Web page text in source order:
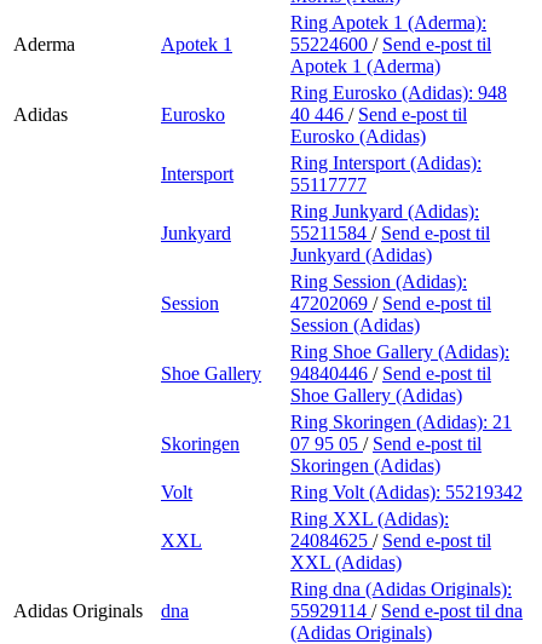
Aderma Apotek 1
Ring Apotek 1 (Aderma):
55224600 / Send e-post til
Apotek 1 (Aderma)
Adidas Eurosko
Ring Eurosko (Adidas): 948
40 446 / Send e-post til
Eurosko (Adidas)
Intersport
Ring Intersport (Adidas):
55117777
Junkyard
Ring Junkyard (Adidas):
55211584 / Send e-post til
Junkyard (Adidas)
Session
Ring Session (Adidas):
47202069 / Send e-post til
Session (Adidas)
Shoe Gallery
Ring Shoe Gallery (Adidas):
94840446 / Send e-post til
Shoe Gallery (Adidas)
Skoringen
Ring Skoringen (Adidas): 21
07 95 05 / Send e-post til
Skoringen (Adidas)
Volt
Ring Volt (Adidas): 55219342
XXL
Ring XXL (Adidas):
24084625 / Send e-post til
XXL (Adidas)
Adidas Originals dna
Ring dna (Adidas Originals):
55929114 / Send e-post til dna
(Adidas Originals)